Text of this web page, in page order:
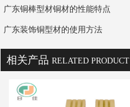
广东铜棒型材铜材的性能特点
广东装饰铜型材的使用方法
相关产品 RELATED PRODUCT